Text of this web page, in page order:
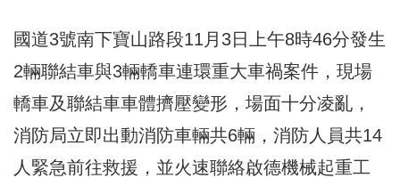
國道3號南下寶山路段11月3日上午8時46分發生
2輛聯結車與3輛轎車連環重大車禍案件，現場
轎車及聯結車車體擠壓變形，場面十分凌亂，
消防局立即出動消防車輛共6輛，消防人員共14
人緊急前往救援，並火速聯絡啟德機械起重工